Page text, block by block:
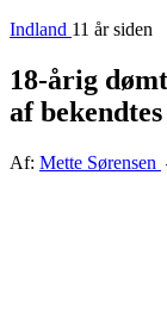
Indland 11 år siden
18-årig
af
Af: Mette Sørensen